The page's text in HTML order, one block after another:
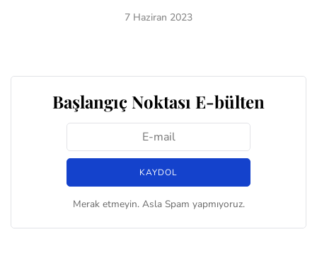
7 Haziran 2023
Başlangıç Noktası E-bülten
Merak etmeyin. Asla Spam yapmıyoruz.